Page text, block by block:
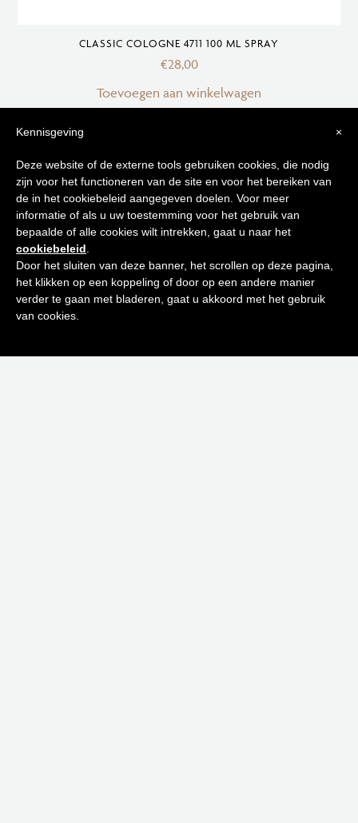
CLASSIC COLOGNE 4711 100 ML SPRAY
€28,00
Toevoegen aan winkelwagen
Tips voor
een stralende huid
Schrijf je in op onze nieuwsbrief en
ontvang de beste tips en promoties
Inschrijven
×
Kennisgeving
Deze website of de externe tools gebruiken cookies, die nodig
zijn voor het functioneren van de site en voor het bereiken van
de in het cookiebeleid aangegeven doelen. Voor meer
informatie of als u uw toestemming voor het gebruik van
bepaalde of alle cookies wilt intrekken, gaat u naar het
cookiebeleid
Door het sluiten van deze banner, het scrollen op deze pagina,
het klikken op een koppeling of door op een andere manier
verder te gaan met bladeren, gaat u akkoord met het gebruik
van cookies.